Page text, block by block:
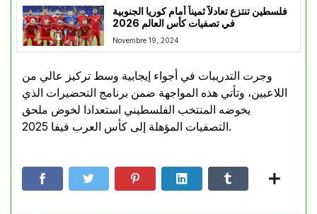
فلسطين تنتزع تعادلاً ثميناً أمام كوريا الجنوبية
في تصفيات كأس العالم 2026
Novembre 19, 2024
وجرت التدريبات في أجواء إيجابية وسط تركيز عالي من
اللاعبين، وتأتي هذه المواجهة ضمن برنامج التحضيرات الذي
يخوضه المنتخب الفلسطيني استعدادا لخوض ملحق
التصفيات المؤهلة إلى كأس العرب فيفا 2025.